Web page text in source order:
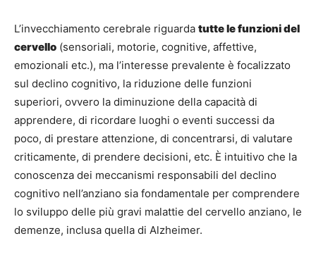
L’invecchiamento cerebrale riguarda tutte le funzioni del
cervello (sensoriali, motorie, cognitive, affettive,
emozionali etc.), ma l’interesse prevalente è focalizzato
sul declino cognitivo, la riduzione delle funzioni
superiori, ovvero la diminuzione della capacità di
apprendere, di ricordare luoghi o eventi successi da
poco, di prestare attenzione, di concentrarsi, di valutare
criticamente, di prendere decisioni, etc. È intuitivo che la
conoscenza dei meccanismi responsabili del declino
cognitivo nell’anziano sia fondamentale per comprendere
lo sviluppo delle più gravi malattie del cervello anziano, le
demenze, inclusa quella di Alzheimer.